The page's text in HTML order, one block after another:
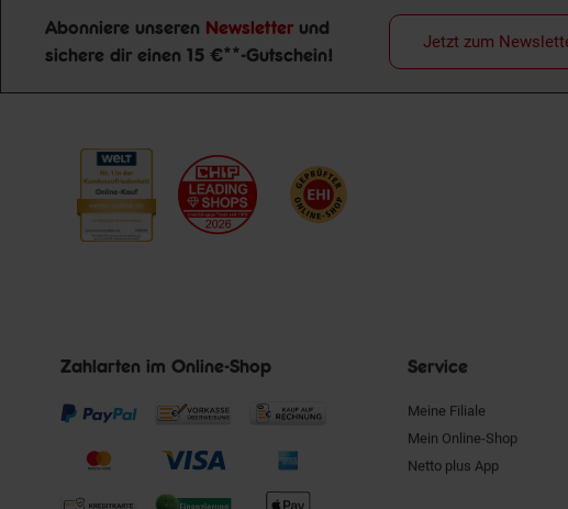
Newsletter Anmeldung
Abonniere unseren Newsletter und
sichere dir einen 15 €**-Gutschein!
Jetzt zum
Zahlarten im Online-Shop Service
Meine Filiale
Mein Online-Shop
Netto plus App